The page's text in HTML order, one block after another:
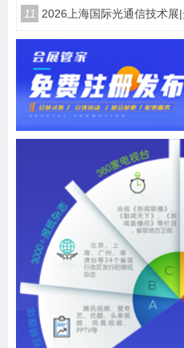
11 2026上海国际光通信技术展|光纤